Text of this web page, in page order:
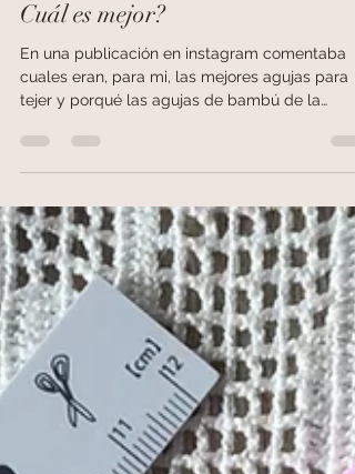
charminknitting
15 ene 2023
2 min de lectura
Agujas metálicas o de madera?
tejer y porqué las agujas de bambú de la
marca...